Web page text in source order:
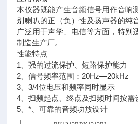
本仪器既能产生音频信号用作音响
别喇叭的正（负）性及扬声器的纯
广泛用于声学、电信等方面，特别
制造生产厂。
性能特点
1、强的过流保护、短路保护能力
2、信号频率范围：20Hz—20kHz
3、3/4位电压和频率同时显示
4、扫频起点、终点及扫频时间按需
5、*、可靠的音频功放设计